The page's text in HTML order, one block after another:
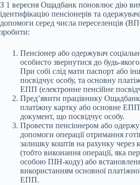
З 1 вересня Ощадбанк поновлює дію
ідентифікацію пенсіонерів та
допомоги серед числа переселенців
зробити:
Пенсіонер або одержувач
особисто звернутися до будь-
При собі слід мати паспорт або
посвідчує особу, та основну
ЕПП (електронне пенсійне
Пред’явити працівнику
платіжну картку або основне
документ, що посвідчує особу.
Провести пенсіонером або
допомоги операції отримання
залишку коштів на рахунку через
(тобто виконання операції, яка
особою ПІН-коду) або
використанням основної
ЕПП.